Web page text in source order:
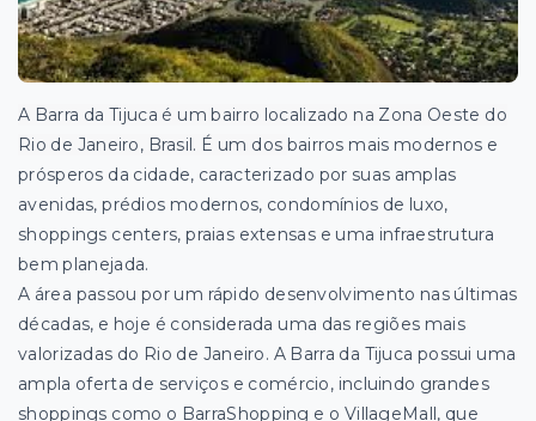
A Barra da Tijuca é um bairro localizado na Zona Oeste do
Rio de Janeiro, Brasil. É um dos bairros mais modernos e
prósperos da cidade, caracterizado por suas amplas
avenidas, prédios modernos, condomínios de luxo,
shoppings centers, praias extensas e uma infraestrutura
bem planejada.
A área passou por um rápido desenvolvimento nas últimas
décadas, e hoje é considerada uma das regiões mais
valorizadas do Rio de Janeiro. A Barra da Tijuca possui uma
ampla oferta de serviços e comércio, incluindo grandes
shoppings como o BarraShopping e o VillageMall, que